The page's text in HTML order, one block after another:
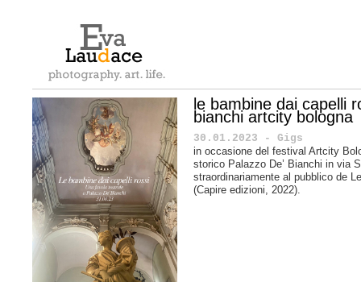
le bambine dai capelli
bianchi artcity bologna
30.01.2023 - Gigs
in occasione del festival Artcity
storico Palazzo De’ Bianchi in via
straordinariamente al pubblico de
(Capire edizioni, 2022).